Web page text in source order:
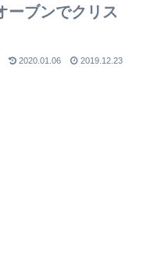
ーブンでクリス
2020.01.06 2019.12.23